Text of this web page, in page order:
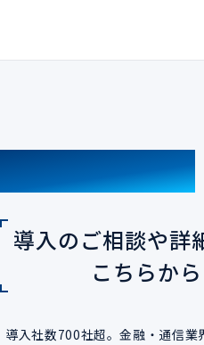
CONTACT
導入のご相談や詳
こちらから
導入社数700社超。金融・通信